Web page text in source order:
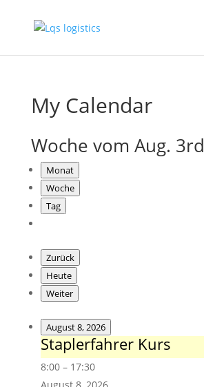
My Calendar
Woche vom Aug. 3rd
Monat
Woche
Tag
Zurück
Heute
Weiter
August 8, 2026
Staplerfahrer
Kurs
Staplerfahrer Kurs
8:00 – 17:30